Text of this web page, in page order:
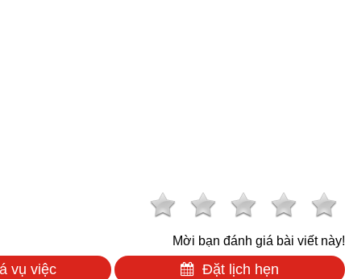
Mời bạn đánh giá bài viết này!
vụ việc Đặt lịch hẹn